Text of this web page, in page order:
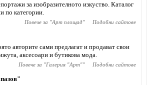
за изобразителното изкуство. Каталог
по категории.
Повече за "Арт площад" Подобни сайтове
авторите сами предлагат и продават свои
аксесоари и бутикова мода.
Повече за "Галерия "Арт"" Подобни сайтове